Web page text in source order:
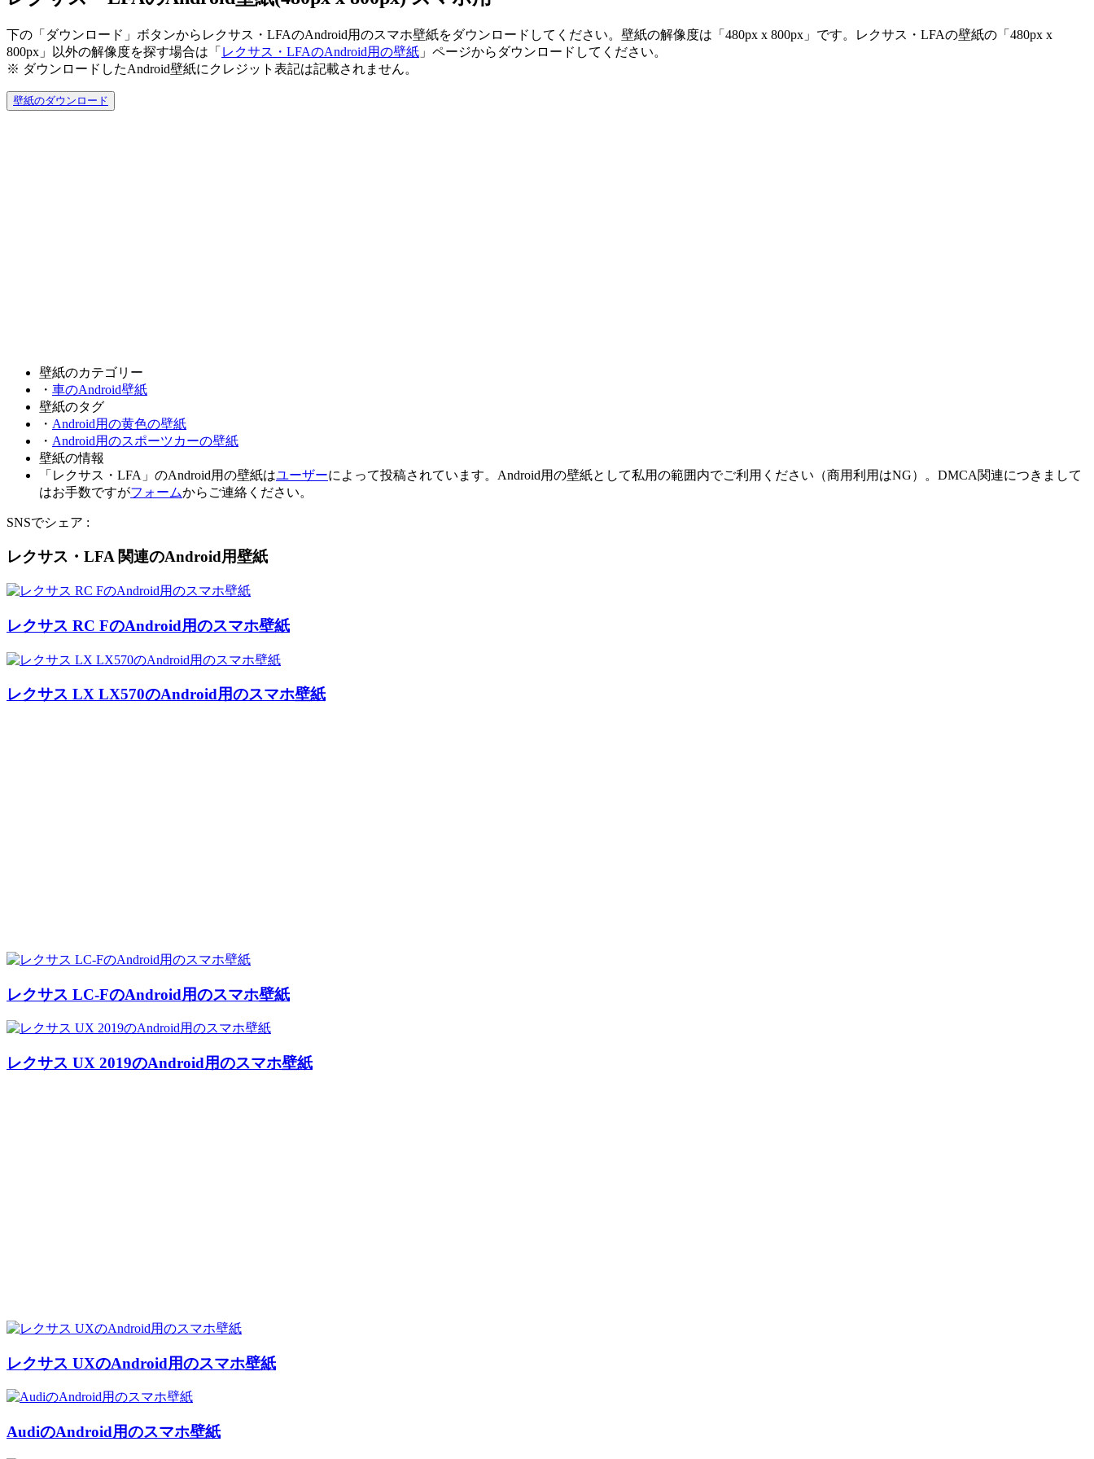
下の「ダウンロード」ボタンからレクサス・LFAのAndroid用のスマホ壁紙をダウンロードしてください。壁紙の解像度は「480px x 800px」です。レクサス・LFAの壁紙の「480px x
800px」以外の解像度を探す場合は「 レクサス・LFAのAndroid用の壁紙 」ページからダウンロードしてください。
※ ダウンロードしたAndroid壁紙に クレジット表記は記載されません。
壁紙のダウンロード
壁紙のカテゴリー
・ 車のAndroid壁紙
壁紙のタグ
・ Android用の黄色の壁紙
・ Android用のスポーツカーの壁紙
壁紙の情報
「レクサス・LFA」のAndroid用の壁紙はユーザーによって投稿されています。Android用の壁紙として私用の範囲内でご利用ください（商用利用はNG）。DMCA関連につきまして
はお手数ですがフォームからご連絡ください。
SNSでシェア :
レクサス・LFA 関連のAndroid用壁紙
レクサス RC FのAndroid用のスマホ壁紙
レクサス LX LX570のAndroid用のスマホ壁紙
レクサス LC-FのAndroid用のスマホ壁紙
レクサス UX 2019のAndroid用のスマホ壁紙
レクサス UXのAndroid用のスマホ壁紙
AudiのAndroid用のスマホ壁紙